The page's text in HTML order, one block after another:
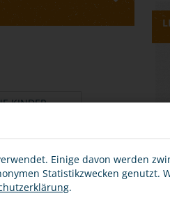
KINDER
häuslicher Gewalt
Einige davon werden
Statistikzwecken genutzt.
.